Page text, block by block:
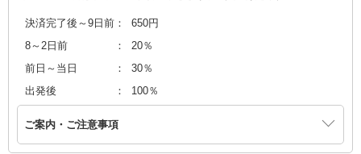
決済完了後～9日前 ：
650円
8～2日前
：
20％
前日～当日
：
30％
出発後
： 100％
ご案内・ご注意事項